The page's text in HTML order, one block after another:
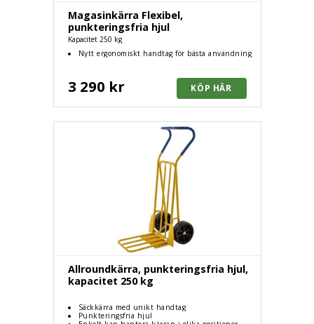
Magasinkärra Flexibel,
punkteringsfria hjul
Kapacitet 250 kg
Nytt ergonomiskt handtag för bästa användning
3 290 kr
Allroundkärra, punkteringsfria hjul,
kapacitet 250 kg
Säckkärra med unikt handtag
Punkteringsfria hjul